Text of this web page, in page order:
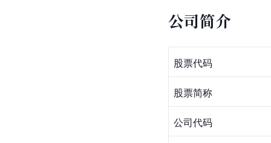
公司简介
股票代码
股票简称
公司代码